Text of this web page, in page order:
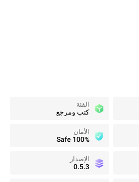
الفئة
كتب ومرجع
الأمان
100% Safe
الإصدار
0.5.3